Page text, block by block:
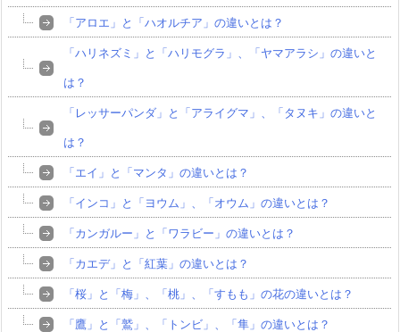
「アロエ」と「ハオルチア」の違いとは？
「ハリネズミ」と「ハリモグラ」、「ヤマアラシ」の違いと
は？
「レッサーパンダ」と「アライグマ」、「タヌキ」の違いと
は？
「エイ」と「マンタ」の違いとは？
「インコ」と「ヨウム」、「オウム」の違いとは？
「カンガルー」と「ワラビー」の違いとは？
「カエデ」と「紅葉」の違いとは？
「桜」と「梅」、「桃」、「すもも」の花の違いとは？
「鷹」と「鷲」、「トンビ」、「隼」の違いとは？